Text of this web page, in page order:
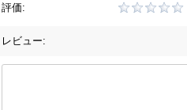
評価:
レビュー: